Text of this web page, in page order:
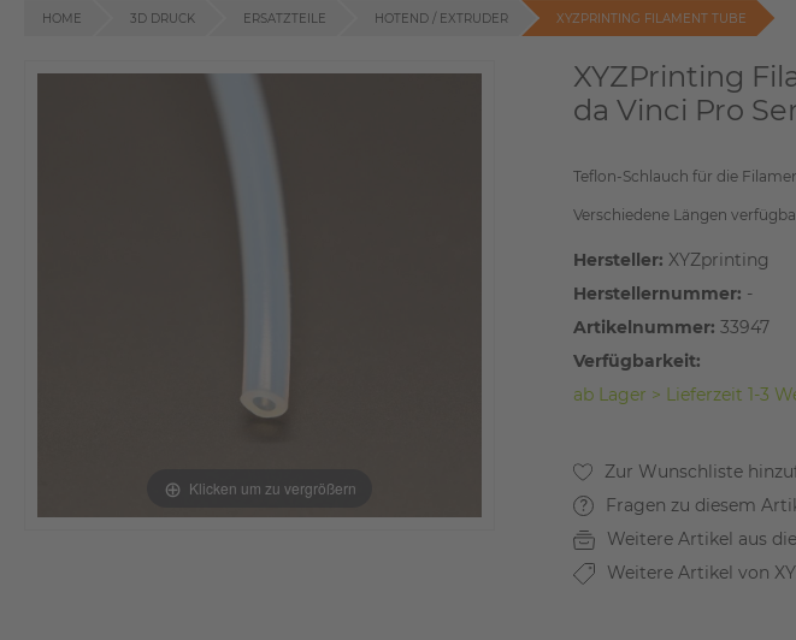
HOME 3D DRUCK ERSATZTEILE HOTEND / EXTRUDER XYZPRINTING FILAMENT TUBE
Klicken um zu vergrößern
XYZPrinting
da Vinci Pro
Teflon-Schlauch für die
Verschiedene Längen
Hersteller: XYZprinting
Herstellernummer: -
Artikelnummer: 33947
Verfügbarkeit:
ab Lager > Lieferzeit 1-3
Fragen zu diesem
Weitere Artikel aus
Weitere Artikel von